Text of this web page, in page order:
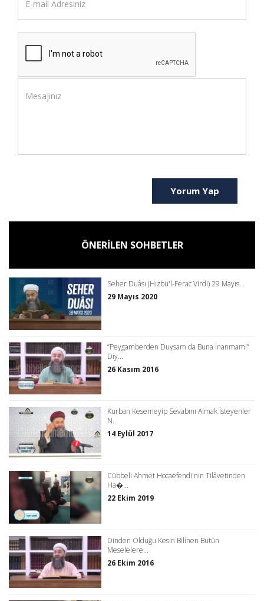
Yorum Yap
ÖNERİLEN SOHBETLER
Seher Duâsı (Hızbü'l-Ferac Virdi) 29 Mayıs...
29 Mayıs 2020
“Peygamberden Duysam da Buna İnanmam!”
Diy...
26 Kasım 2016
Kurban Kesemeyip Sevabını Almak İsteyenler
N...
14 Eylül 2017
Cübbeli Ahmet Hocaefendi'nin Tilâvetinden
Ha�...
22 Ekim 2019
Dinden Olduğu Kesin Bilinen Bütün
Meselelere...
26 Ekim 2016